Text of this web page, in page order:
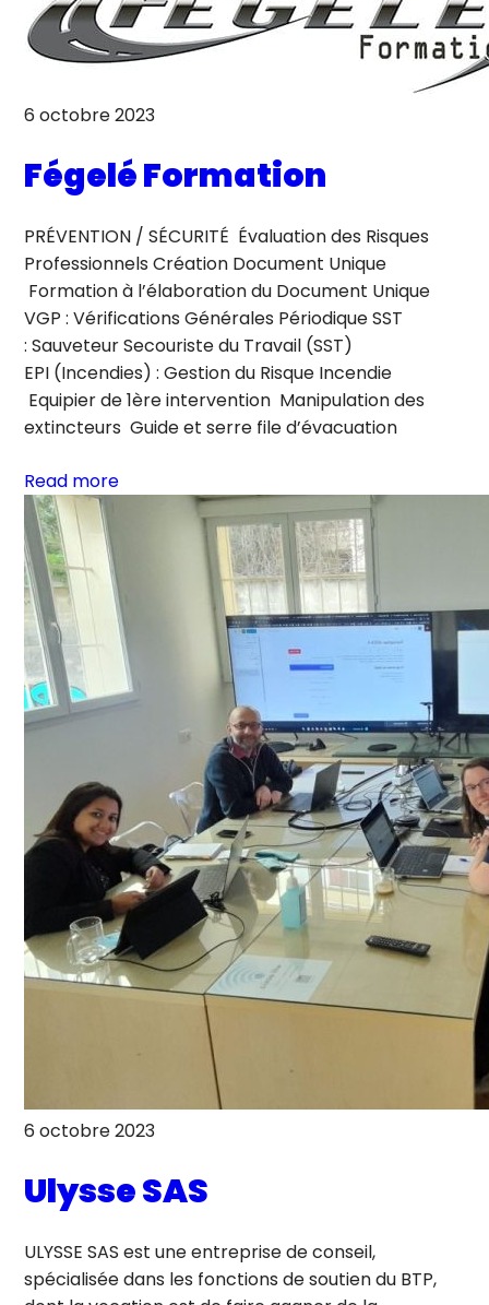
6 octobre 2023
Fégelé Formation
PRÉVENTION / SÉCURITÉ Évaluation des Risques
Professionnels Création Document Unique
Formation à l’élaboration du Document Unique
VGP : Vérifications Générales Périodique SST
: Sauveteur Secouriste du Travail (SST)
EPI (Incendies) : Gestion du Risque Incendie
Equipier de 1ère intervention Manipulation des
extincteurs Guide et serre file d’évacuation
Read more
6 octobre 2023
Ulysse SAS
ULYSSE SAS est une entreprise de conseil,
spécialisée dans les fonctions de soutien du BTP,